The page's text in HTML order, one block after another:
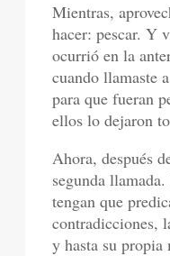
Mientras,
hacer: pescar. Y
ocurrió en la
cuando llamaste
para que fueran
ellos lo dejaron
Ahora, después
segunda
tengan que
contradicciones,
y hasta su propia